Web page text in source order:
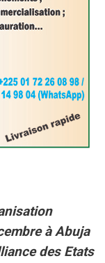
à Abuja
des Etats